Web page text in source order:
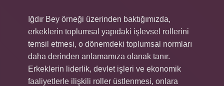
Iğdır Bey örneği üzerinden baktığımızda,
erkeklerin toplumsal yapıdaki işlevsel rollerini
temsil etmesi, o dönemdeki toplumsal normları
daha derinden anlamamıza olanak tanır.
Erkeklerin liderlik, devlet işleri ve ekonomik
faaliyetlerle ilişkili roller üstlenmesi, onlara